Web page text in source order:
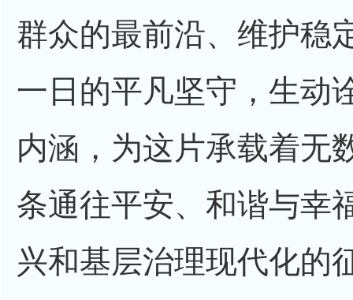
群众的最前沿、维护稳
一日的平凡坚守，生动
内涵，为这片承载着无
条通往平安、和谐与幸
兴和基层治理现代化的